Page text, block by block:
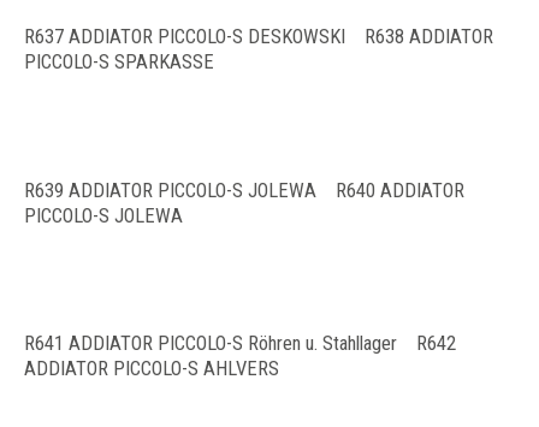
R637 ADDIATOR PICCOLO-S DESKOWSKI R638 ADDIATOR
PICCOLO-S SPARKASSE
R639 ADDIATOR PICCOLO-S JOLEWA R640 ADDIATOR
PICCOLO-S JOLEWA
R641 ADDIATOR PICCOLO-S Röhren u. Stahllager R642
ADDIATOR PICCOLO-S AHLVERS